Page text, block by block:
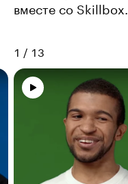
вместе со Skillbox.
1 / 13